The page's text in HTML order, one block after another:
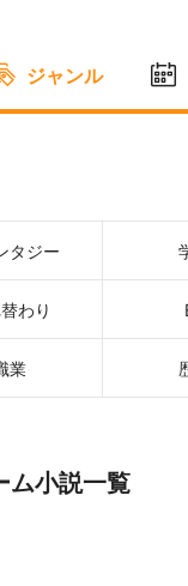
ジャンル
タジー
わり
業
ム小説一覧